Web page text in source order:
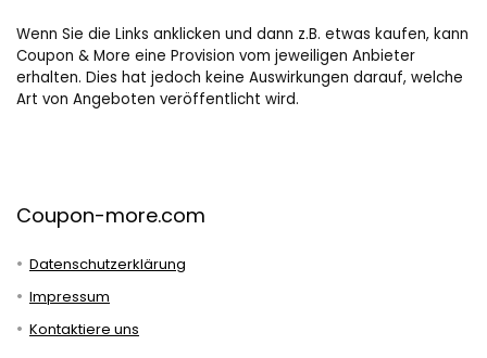
Wenn Sie die Links anklicken und dann z.B. etwas kaufen, kann
Coupon & More eine Provision vom jeweiligen Anbieter
erhalten. Dies hat jedoch keine Auswirkungen darauf, welche
Art von Angeboten veröffentlicht wird.
Coupon-more.com
Datenschutzerklärung
Impressum
Kontaktiere uns